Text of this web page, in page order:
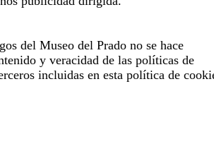
del Museo del Prado no se hace
y veracidad de las políticas de
incluidas en esta política de